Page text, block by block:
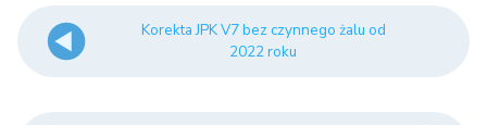
Korekta JPK V7 bez czynnego żalu od
2022 roku